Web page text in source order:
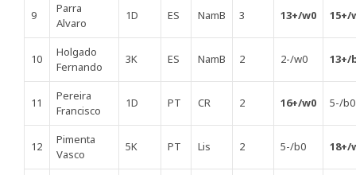
9
Parra
Alvaro
1D ES NamB 3 13+/w0 15+/
10
Holgado
Fernando
3K ES NamB 2 2-/w0 13+/
11
Pereira
Francisco
1D PT CR 2 16+/w0 5-/b0
12
Pimenta
Vasco
5K PT Lis 2 5-/b0 18+/